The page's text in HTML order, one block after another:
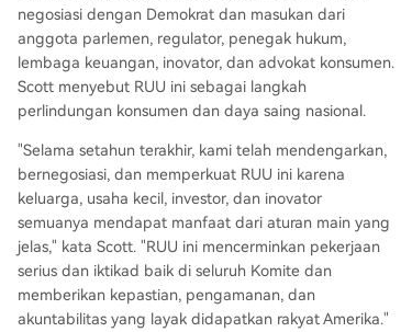
negosiasi dengan Demokrat dan masukan dari
anggota parlemen, regulator, penegak hukum,
lembaga keuangan, inovator, dan advokat konsumen.
Scott menyebut RUU ini sebagai langkah
perlindungan konsumen dan daya saing nasional.
"Selama setahun terakhir, kami telah mendengarkan,
bernegosiasi, dan memperkuat RUU ini karena
keluarga, usaha kecil, investor, dan inovator
semuanya mendapat manfaat dari aturan main yang
jelas," kata Scott. "RUU ini mencerminkan pekerjaan
serius dan iktikad baik di seluruh Komite dan
memberikan kepastian, pengamanan, dan
akuntabilitas yang layak didapatkan rakyat Amerika."